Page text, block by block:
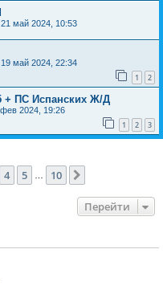
21 май 2024, 10:53
19 май 2024, 22:34
1 2
+ ПС Испанских Ж/Д
2024, 19:26
1 2 3
из 10
4 5 10
Перейти